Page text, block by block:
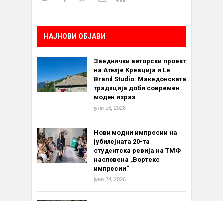
НАЈНОВИ ОБЈАВИ
Заеднички авторски проект
на Ателје Креација и Le
Brand Studio: Македонската
традиција доби современ
моден израз
јули 16, 2026
Нови модни импресии на
јубилејната 20-та
студентска ревија на ТМФ
насловена „Вортекс
импресии“
јуни 24, 2026